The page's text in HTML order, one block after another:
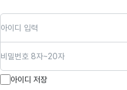
아이디 저장